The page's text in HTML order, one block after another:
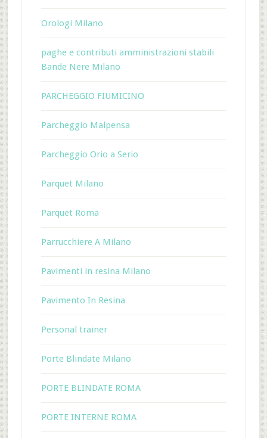
Orologi Milano
paghe e contributi amministrazioni stabili
Bande Nere Milano
PARCHEGGIO FIUMICINO
Parcheggio Malpensa
Parcheggio Orio a Serio
Parquet Milano
Parquet Roma
Parrucchiere A Milano
Pavimenti in resina Milano
Pavimento In Resina
Personal trainer
Porte Blindate Milano
PORTE BLINDATE ROMA
PORTE INTERNE ROMA